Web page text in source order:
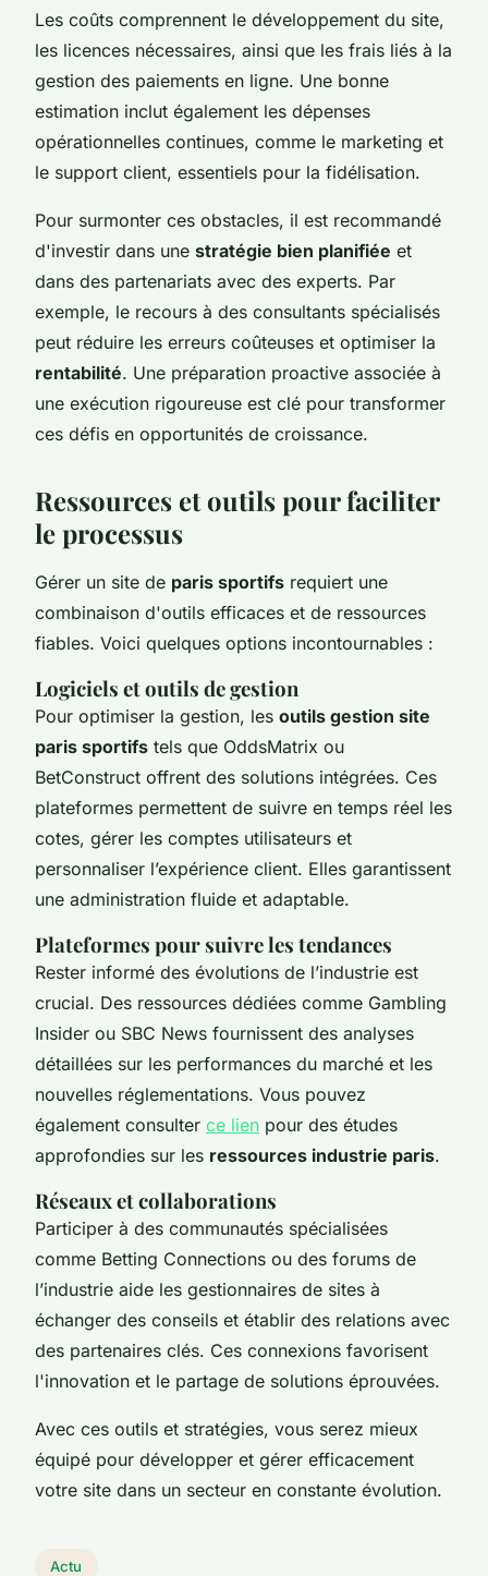
Les coûts comprennent le développement du site,
les licences nécessaires, ainsi que les frais liés à la
gestion des paiements en ligne. Une bonne
estimation inclut également les dépenses
opérationnelles continues, comme le marketing et
le support client, essentiels pour la fidélisation.
Pour surmonter ces obstacles, il est recommandé
d'investir dans une stratégie bien planifiée et
dans des partenariats avec des experts. Par
exemple, le recours à des consultants spécialisés
peut réduire les erreurs coûteuses et optimiser la
rentabilité. Une préparation proactive associée à
une exécution rigoureuse est clé pour transformer
ces défis en opportunités de croissance.
Ressources et outils pour faciliter
le processus
Gérer un site de paris sportifs requiert une
combinaison d'outils efficaces et de ressources
fiables. Voici quelques options incontournables :
Logiciels et outils de gestion
Pour optimiser la gestion, les outils gestion site
paris sportifs tels que OddsMatrix ou
BetConstruct offrent des solutions intégrées. Ces
plateformes permettent de suivre en temps réel les
cotes, gérer les comptes utilisateurs et
personnaliser l’expérience client. Elles garantissent
une administration fluide et adaptable.
Plateformes pour suivre les tendances
Rester informé des évolutions de l’industrie est
crucial. Des ressources dédiées comme Gambling
Insider ou SBC News fournissent des analyses
détaillées sur les performances du marché et les
nouvelles réglementations. Vous pouvez
également consulter ce lien pour des études
approfondies sur les ressources industrie paris.
Réseaux et collaborations
Participer à des communautés spécialisées
comme Betting Connections ou des forums de
l’industrie aide les gestionnaires de sites à
échanger des conseils et établir des relations avec
des partenaires clés. Ces connexions favorisent
l'innovation et le partage de solutions éprouvées.
Avec ces outils et stratégies, vous serez mieux
équipé pour développer et gérer efficacement
votre site dans un secteur en constante évolution.
Actu